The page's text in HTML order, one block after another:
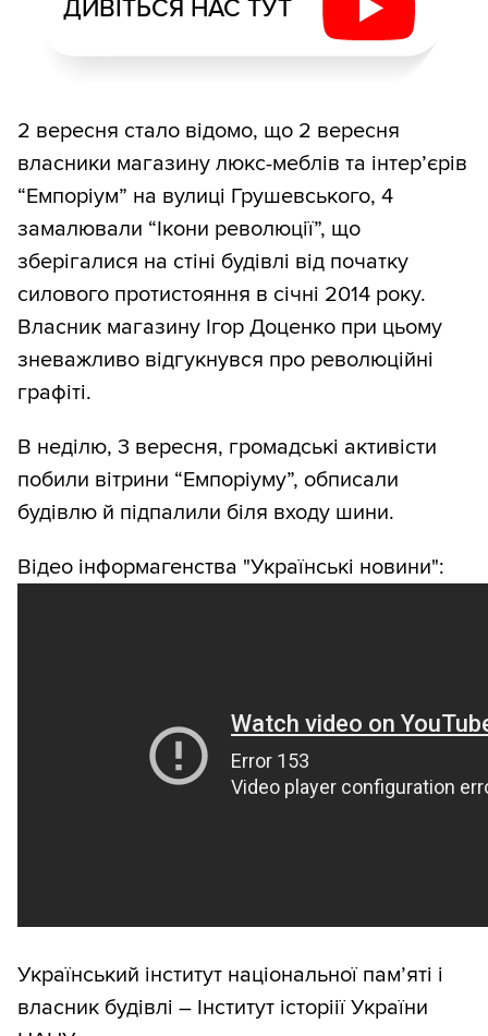
ДИВІТЬСЯ НАС ТУТ
2 вересня стало відомо, що 2 вересня
власники магазину люкс-меблів та інтер’єрів
“Емпоріум” на вулиці Грушевського, 4
замалювали “Ікони революції”, що
зберігалися на стіні будівлі від початку
силового протистояння в січні 2014 року.
Власник магазину Ігор Доценко при цьому
зневажливо відгукнувся про революційні
графіті.
В неділю, 3 вересня, громадські активісти
побили вітрини “Емпоріуму”, обписали
будівлю й підпалили біля входу шини.
Відео інформагенства "Українські новини":
Український інститут національної пам’яті і
власник будівлі – Інститут історіії України